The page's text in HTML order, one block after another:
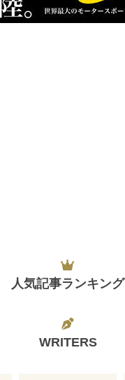
人気記事ランキング
WRITERS